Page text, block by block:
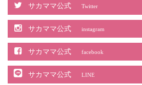
サカママ公式 Twitter
サカママ公式 instagram
サカママ公式 facebook
サカママ公式 LINE